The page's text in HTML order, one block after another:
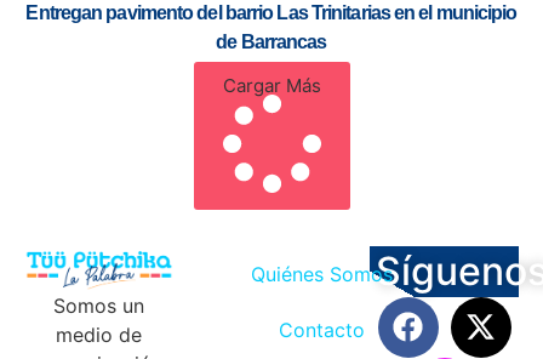
Entregan pavimento del barrio Las Trinitarias en el municipio
de Barrancas
Cargar Más
Somos un
medio de
Quiénes Somos
Contacto